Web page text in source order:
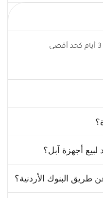
التوصيل داخل عمان يستغرق حتى 3 أيام كحد أقصى
أجهزة آبل؟
البنوك الأردنية؟